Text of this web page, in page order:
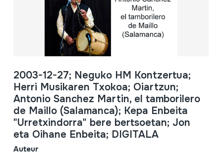
2003-12-27; Neguko HM Kontzertua;
Herri Musikaren Txokoa; Oiartzun;
Antonio Sanchez Martin, el tamborilero
de Maillo (Salamanca); Kepa Enbeita
"Urretxindorra" bere bertsoetan; Jon
eta Oihane Enbeita; DIGITALA
Auteur